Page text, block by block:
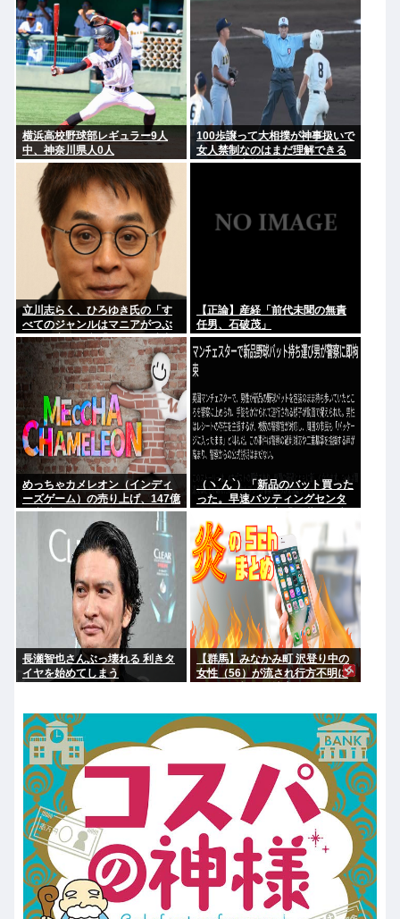
幹部役で
横浜高校野球部レギュラー9人
中、神奈川県人0人
100歩譲って大相撲が神事扱いで
女人禁制なのはまだ理解できる
として、高校野球のグラウンド
立川志らく、ひろゆき氏の「す
べてのジャンルはマニアがつぶ
す」に完全同意「そういう連中
が落語をつぶす」
【正論】産経「前代未聞の無責
任男、石破茂」
めっちゃカメレオン（インディ
ーズゲーム）の売り上げ、147億
円突破www
（ヽ´ん`）「新品のバット買った
った。早速バッティングセンタ
捕する！（ヽ°ん°）「」
長瀬智也さんぶっ壊れる 利きタ
イヤを始めてしまう
【群馬】みなかみ町 沢登り中の
女性（56）が流され行方不明に